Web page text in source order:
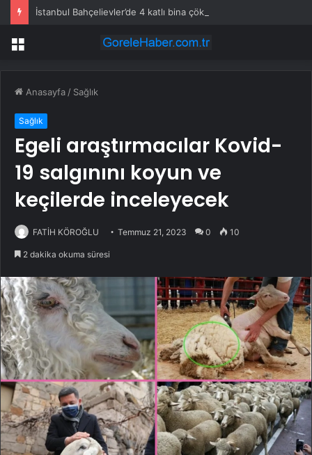
İstanbul Bahçelievler’de 4 katlı bina çöktü
Menü
Anasayfa / Sağlık
Sağlık
Egeli araştırmacılar Kovid-
19 salgınını koyun ve
keçilerde inceleyecek
FATİH KÖROĞLU Temmuz 21, 2023 0 10
2 dakika okuma süresi